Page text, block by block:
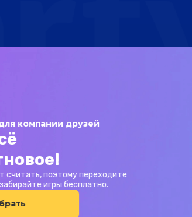
компании друзей
считать, поэтомупереходите
игры бесплатно.